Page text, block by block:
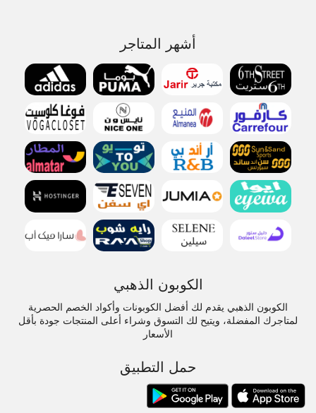
أشهر المتاجر
الكوبون الذهبي
الكوبون الذهبي يقدم لك أفضل الكوبونات وأكواد الخصم الحصرية
لمتاجرك المفضلة، ويتيح لك التسوق وشراء أعلى المنتجات جودة بأقل
الأسعار
حمل التطبيق